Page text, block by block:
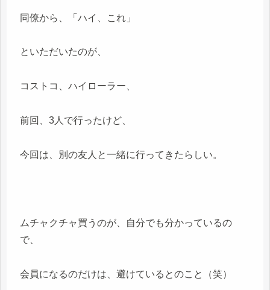
同僚から、「ハイ、これ」
といただいたのが、
コストコ、ハイローラー、
前回、3人で行ったけど、
今回は、別の友人と一緒に行ってきたらしい。
ムチャクチャ買うのが、自分でも分かっているの
で、
会員になるのだけは、避けているとのこと（笑）